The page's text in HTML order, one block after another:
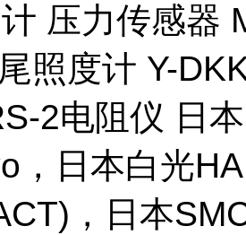
压力传感器
照度计 Y-
2电阻仪 日
，日本白光
，日本